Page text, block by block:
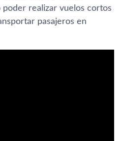
poder realizar vuelos cortos
pasajeros en